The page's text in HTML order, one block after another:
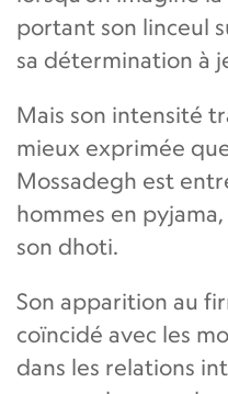
portant son linceul
sa détermination à
Mais son intensité
mieux exprimée
Mossadegh est
hommes en
son dhoti.
Son apparition au
coïncidé avec les
dans les relations